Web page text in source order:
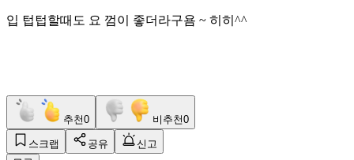
입 텁텁할때도 요 껌이 좋더라구욤 ~ 히히^^
추천0 비추천0
스크랩 공유
신고